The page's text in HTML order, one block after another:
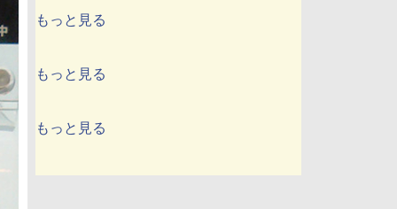
もっと見る
もっと見る
もっと見る